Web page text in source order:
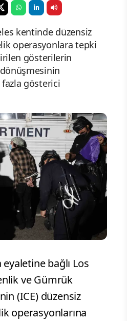
kentinde düzensiz
operasyonlara tepki
gösterilerin
fazla gösterici
bağlı Los
ve Gümrük
(ICE) düzensiz
operasyonlarına